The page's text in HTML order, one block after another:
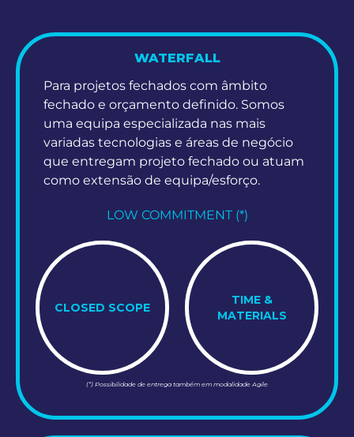
WATERFALL
Para projetos fechados com âmbito
fechado e orçamento definido. Somos
uma equipa especializada nas mais
variadas tecnologias e áreas de negócio
que entregam projeto fechado ou atuam
como extensão de equipa/esforço.
LOW COMMITMENT (*)
CLOSED SCOPE
TIME &
MATERIALS
(*) Possibilidade de entrega também em modalidade Agile